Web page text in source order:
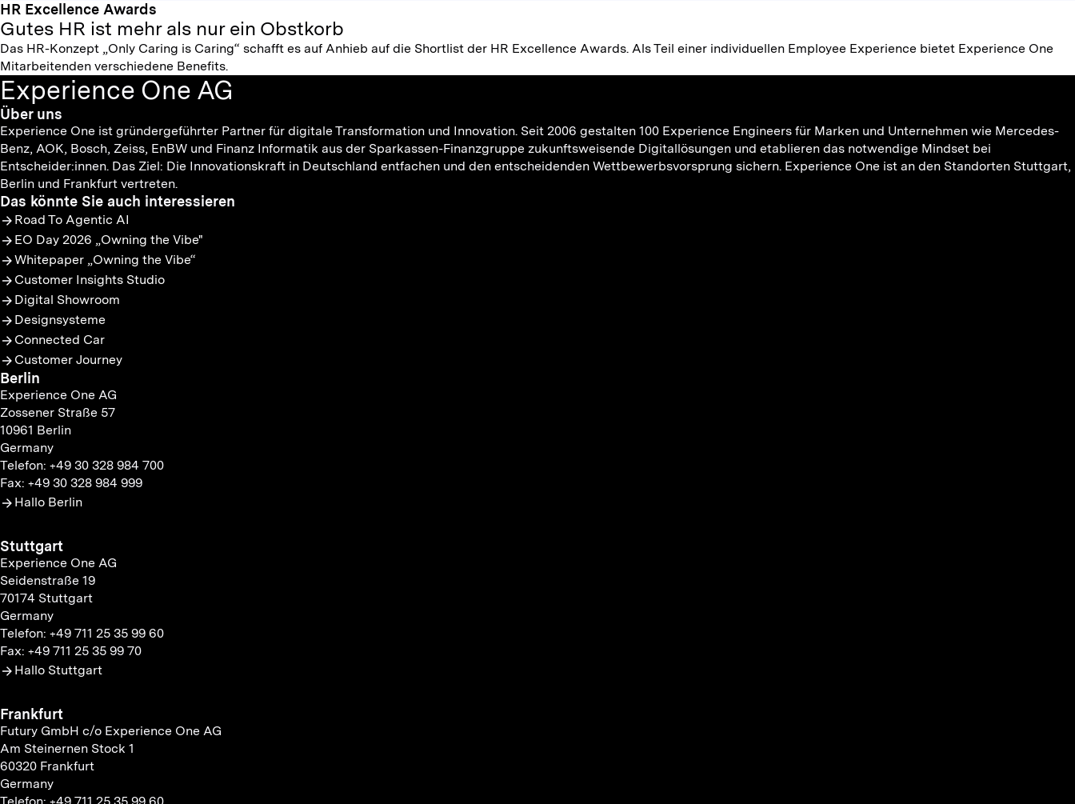
HR Excellence Awards
Gutes HR ist mehr als nur ein Obstkorb
Das HR-Konzept „Only Caring is Caring“ schafft es auf Anhieb auf die Shortlist der HR Excellence Awards. Als Teil einer individuellen Employee Experience bietet Experience One
Mitarbeitenden verschiedene Benefits.
Experience One AG
Über uns
Experience One ist gründergeführter Partner für digitale Transformation und Innovation. Seit 2006 gestalten 100 Experience Engineers für Marken und Unternehmen wie Mercedes-
Benz, AOK, Bosch, Zeiss, EnBW und Finanz Informatik aus der Sparkassen-Finanzgruppe zukunftsweisende Digitallösungen und etablieren das notwendige Mindset bei
Entscheider:innen. Das Ziel: Die Innovationskraft in Deutschland entfachen und den entscheidenden Wettbewerbsvorsprung sichern. Experience One ist an den Standorten Stuttgart,
Berlin und Frankfurt vertreten.
Das könnte Sie auch interessieren
Road To Agentic AI
EO Day 2026 „Owning the Vibe"
Whitepaper „Owning the Vibe“
Customer Insights Studio
Digital Showroom
Designsysteme
Connected Car
Customer Journey
Berlin
Experience One AG
Zossener Straße 57
10961 Berlin
Germany
Telefon: +49 30 328 984 700
Fax: +49 30 328 984 999
Hallo Berlin
Stuttgart
Experience One AG
Seidenstraße 19
70174 Stuttgart
Germany
Telefon: +49 711 25 35 99 60
Fax: +49 711 25 35 99 70
Hallo Stuttgart
Frankfurt
Futury GmbH c/o Experience One AG
Am Steinernen Stock 1
60320 Frankfurt
Germany